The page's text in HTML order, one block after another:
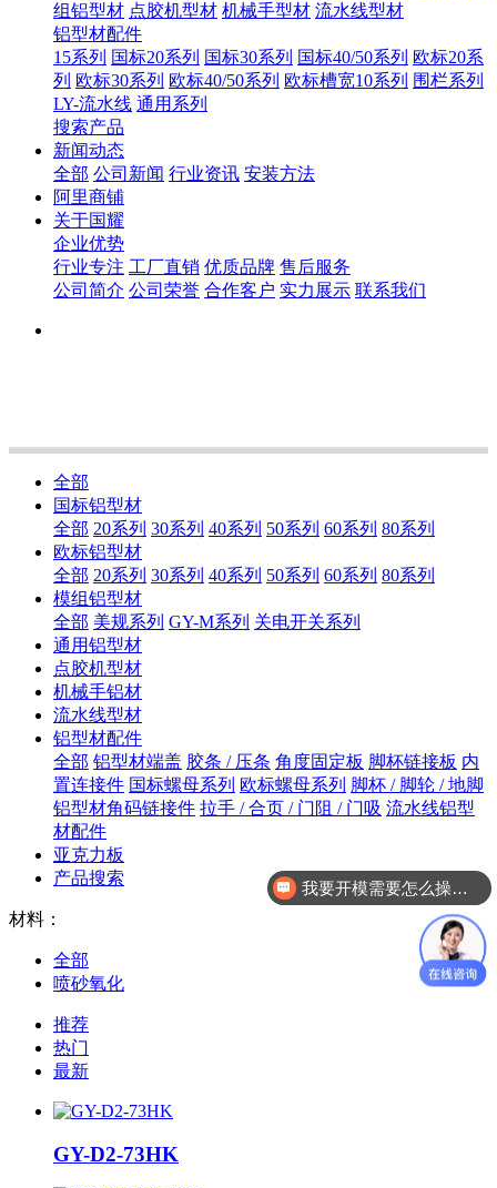
组铝型材 点胶机型材 机械手型材 流水线型材
铝型材配件
15系列 国标20系列 国标30系列 国标40/50系列 欧标20系
列 欧标30系列 欧标40/50系列 欧标槽宽10系列 围栏系列
LY-流水线 通用系列
搜索产品
新闻动态
全部 公司新闻 行业资讯 安装方法
阿里商铺
关于国耀
企业优势
行业专注 工厂直销 优质品牌 售后服务
公司简介 公司荣誉 合作客户 实力展示 联系我们
全部
国标铝型材
全部 20系列 30系列 40系列 50系列 60系列 80系列
欧标铝型材
全部 20系列 30系列 40系列 50系列 60系列 80系列
模组铝型材
全部 美规系列 GY-M系列 关电开关系列
通用铝型材
点胶机型材
机械手铝材
流水线型材
铝型材配件
全部 铝型材端盖 胶条 / 压条 角度固定板 脚杯链接板 内
置连接件 国标螺母系列 欧标螺母系列 脚杯 / 脚轮 / 地脚
铝型材角码链接件 拉手 / 合页 / 门阻 / 门吸 流水线铝型
材配件
亚克力板
产品搜索
材料：
全部
喷砂氧化
推荐
热门
最新
GY-D2-73HK
我要开模需要怎么操作？